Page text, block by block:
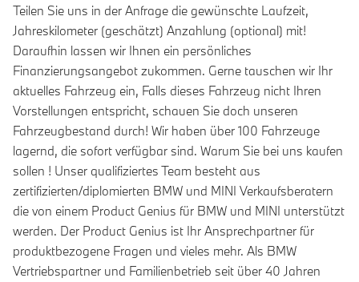
Teilen Sie uns in der Anfrage die gewünschte Laufzeit,
Jahreskilometer (geschätzt) Anzahlung (optional) mit!
Daraufhin lassen wir Ihnen ein persönliches
Finanzierungsangebot zukommen. Gerne tauschen wir Ihr
aktuelles Fahrzeug ein, Falls dieses Fahrzeug nicht Ihren
Vorstellungen entspricht, schauen Sie doch unseren
Fahrzeugbestand durch! Wir haben über 100 Fahrzeuge
lagernd, die sofort verfügbar sind. Warum Sie bei uns kaufen
sollen ! Unser qualifiziertes Team besteht aus
zertifizierten/diplomierten BMW und MINI Verkaufsberatern
die von einem Product Genius für BMW und MINI unterstützt
werden. Der Product Genius ist Ihr Ansprechpartner für
produktbezogene Fragen und vieles mehr. Als BMW
Vertriebspartner und Familienbetrieb seit über 40 Jahren